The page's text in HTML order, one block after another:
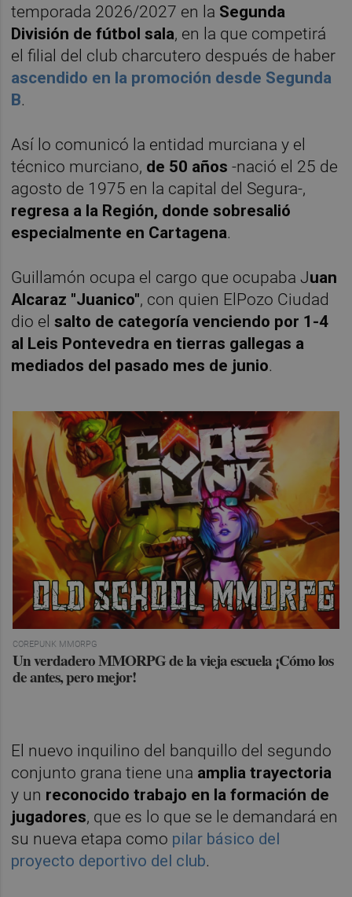
temporada 2026/2027 en la Segunda
División de fútbol sala, en la que competirá
el filial del club charcutero después de haber
ascendido en la promoción desde Segunda
B.
Así lo comunicó la entidad murciana y el
técnico murciano, de 50 años-nació el 25 de
agosto de 1975 en la capital del Segura-,
regresa a la Región, donde sobresalió
especialmente en Cartagena.
Guillamón ocupa el cargo que ocupaba Juan
Alcaraz "Juanico", con quien ElPozo Ciudad
dio elsalto de categoría venciendo por 1-4
al Leis Pontevedra en tierras gallegas a
mediados del pasado mes de junio.
COREPUNK MMORPG
Un verdadero MMORPG de la vieja escuela ¡Cómo los
de antes, pero mejor!
El nuevo inquilino del banquillo del segundo
conjunto grana tiene una amplia trayectoria
y un reconocido trabajo en la formación de
jugadores, que es lo que se le demandará en
su nueva etapa como pilar básico del
proyecto deportivo del club.